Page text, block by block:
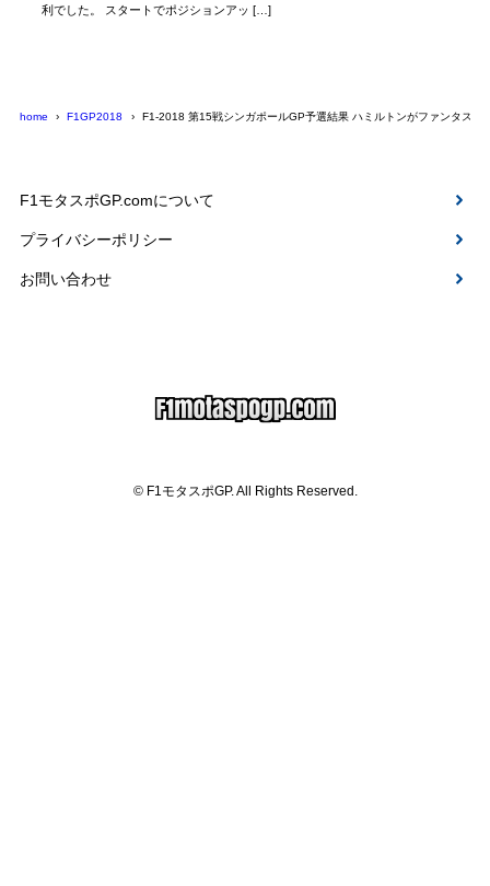
利でした。 スタートでポジションアッ […]
home F1GP2018 F1-2018 第15戦シンガポールGP予選結果 ハミルトンがファンタステ
F1モタスポGP.comについて
プライバシーポリシー
お問い合わせ
© F1モタスポGP. All Rights Reserved.